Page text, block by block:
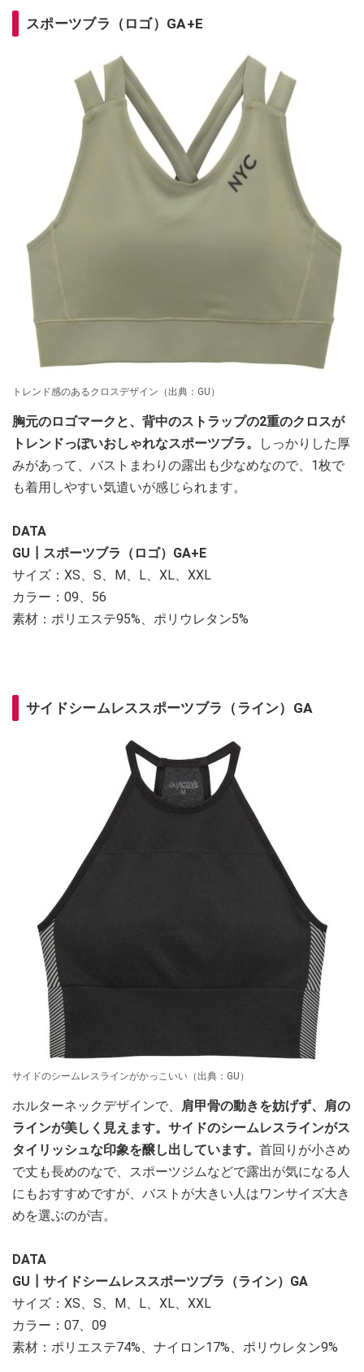
スポーツブラ（ロゴ） GA+E
トレンド感のあるクロスデザイン（出典：GU）
胸元のロゴマークと、背中のストラップの2重のクロスが
トレンドっぽいおしゃれなスポーツブラ。
しっかりした厚
みがあって、バストまわりの露出も少なめなので、1枚で
も着用しやすい気遣いが感じられます。
DATA
GU┃スポーツブラ（ロゴ）GA+E
サイズ：XS、S、M、L、XL、XXL
カラー：09、56
素材：ポリエステ95%、ポリウレタン5%
サイドシームレススポーツブラ（ライン）GA
サイドのシームレスラインがかっこいい（出典：GU）
ホルターネックデザインで、 肩甲骨の動きを妨げず、肩の
ラインが美しく見えます。サイドのシームレスラインがス
タイリッシュな印象を醸し出しています。 首回りが小さめ
で丈も長めのなで、スポーツジムなどで露出が気になる人
にもおすすめですが、バストが大きい人はワンサイズ大き
めを選ぶのが吉。
DATA
GU┃サイドシームレススポーツブラ（ライン）GA
サイズ：XS、S、M、L、XL、XXL
カラー：07、09
素材：ポリエステ74%、ナイロン17%、ポリウレタン9%